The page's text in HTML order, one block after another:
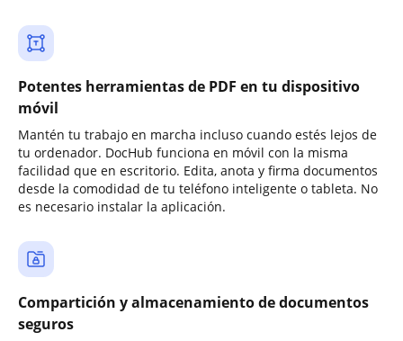
Potentes herramientas de PDF en tu dispositivo
móvil
Mantén tu trabajo en marcha incluso cuando estés lejos de
tu ordenador. DocHub funciona en móvil con la misma
facilidad que en escritorio. Edita, anota y firma documentos
desde la comodidad de tu teléfono inteligente o tableta. No
es necesario instalar la aplicación.
Compartición y almacenamiento de documentos
seguros